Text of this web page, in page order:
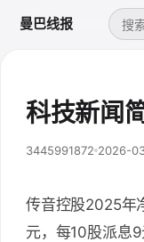
曼巴线报
科技新闻
3445991872 2026-
传音控股2025年
元，每10股派息